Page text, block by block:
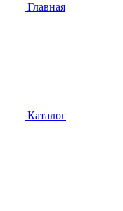
Главная
Каталог